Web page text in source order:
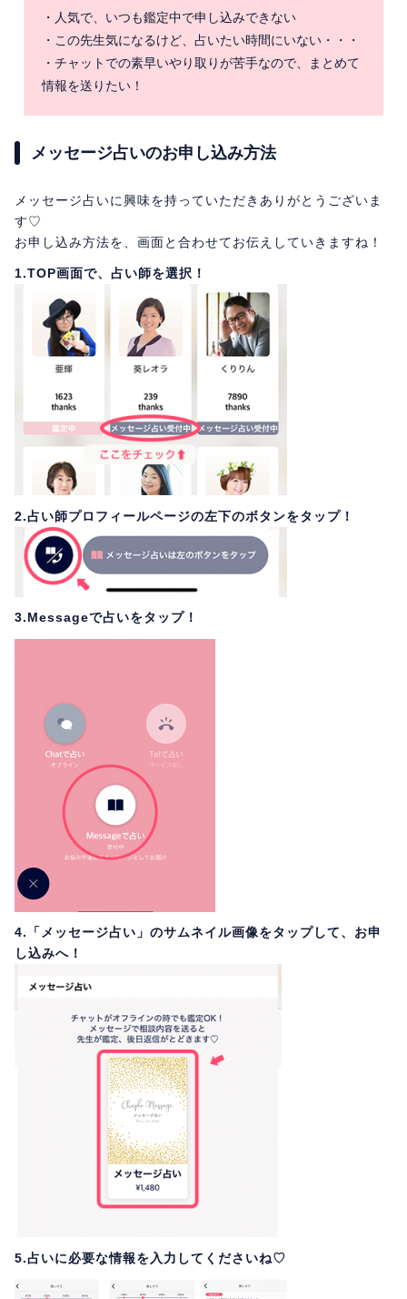
・人気で、いつも鑑定中で申し込みできない
・この先生気になるけど、占いたい時間にいない・・・
・チャットでの素早いやり取りが苦手なので、まとめて
情報を送りたい！
メッセージ占いのお申し込み方法
メッセージ占いに興味を持っていただきありがとうございま
す♡
お申し込み方法を、画面と合わせてお伝えしていきますね！
1.TOP画面で、占い師を選択！
2.占い師プロフィールページの左下のボタンをタップ！
3.Messageで占いをタップ！
4.「メッセージ占い」のサムネイル画像をタップして、お申
し込みへ！
5.占いに必要な情報を入力してくださいね♡